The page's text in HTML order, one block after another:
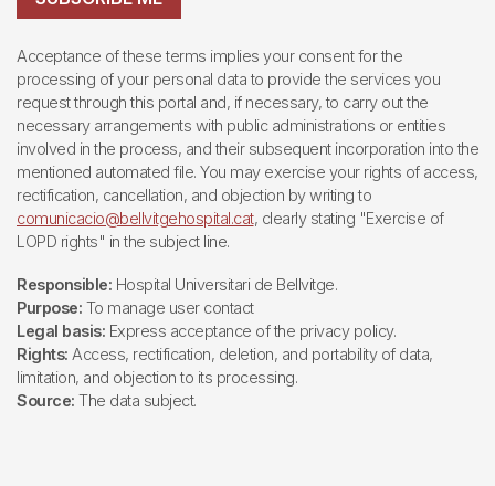
Acceptance of these terms implies your consent for the
processing of your personal data to provide the services you
request through this portal and, if necessary, to carry out the
necessary arrangements with public administrations or entities
involved in the process, and their subsequent incorporation into the
mentioned automated file. You may exercise your rights of access,
rectification, cancellation, and objection by writing to
comunicacio@bellvitgehospital.cat, clearly stating "Exercise of
LOPD rights" in the subject line.
Responsible: Hospital Universitari de Bellvitge.
Purpose: To manage user contact
Legal basis: Express acceptance of the privacy policy.
Rights: Access, rectification, deletion, and portability of data,
limitation, and objection to its processing.
Source: The data subject.